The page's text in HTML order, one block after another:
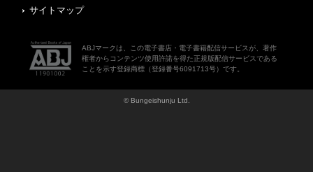
サイトマップ
ABJマークは、この電子書店・電子書籍配信サービスが、著作
権者からコンテンツ使用許諾を得た正規版配信サービスである
ことを示す登録商標（登録番号6091713号）です。
© Bungeishunju Ltd.